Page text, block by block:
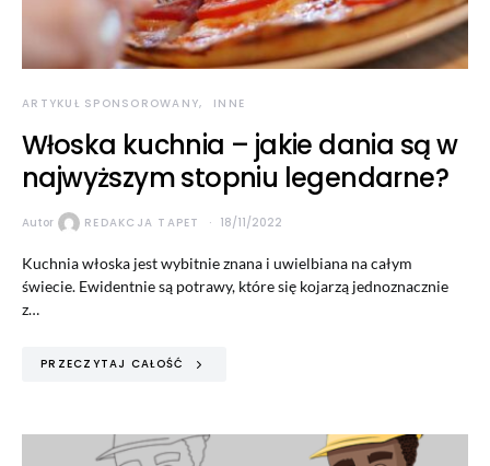
ARTYKUŁ SPONSOROWANY INNE
Włoska kuchnia – jakie dania są w
najwyższym stopniu legendarne?
Autor REDAKCJA TAPET 18/11/2022
Kuchnia włoska jest wybitnie znana i uwielbiana na całym
świecie. Ewidentnie są potrawy, które się kojarzą jednoznacznie
z…
PRZECZYTAJ CAŁOŚĆ